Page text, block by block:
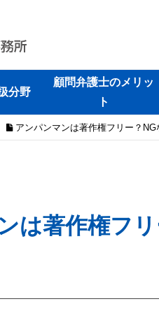
分野
顧問弁護士のメリッ
ト
アンパンマンは著作権フリー？
は著作権フ